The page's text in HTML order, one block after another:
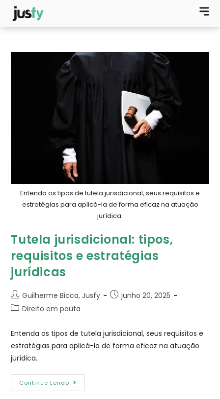
Entenda os tipos de tutela jurisdicional, seus requisitos e
estratégias para aplicá-la de forma eficaz na atuação
jurídica.
Tutela jurisdicional: tipos,
requisitos e estratégias
jurídicas
Guilherme Bicca, Jusfy
junho 20, 2025
Direito em pauta
Entenda os tipos de tutela jurisdicional, seus requisitos e
estratégias para aplicá-la de forma eficaz na atuação
jurídica.
Continue Lendo